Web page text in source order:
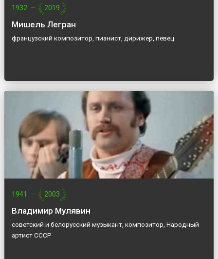
1932 — 2019
Мишель Легран
французский композитор, пианист, дирижер, певец
1941 — 2003
Владимир Мулявин
советский и белорусский музыкант, композитор, Народный
артист СССР